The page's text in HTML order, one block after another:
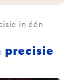
in één
precisie